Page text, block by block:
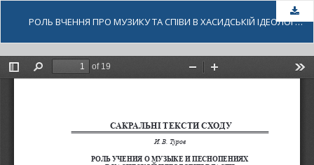
РОЛЬ ВЧЕННЯ ПРО МУЗИКУ ТА СПІВИ В ХАСИДСЬКІЙ ІДЕОЛОГІЇ ВЛАДИ